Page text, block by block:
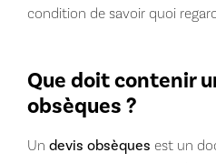
condition de savoir quoi
Que doit contenir
obsèques ?
Un devis obsèques est un